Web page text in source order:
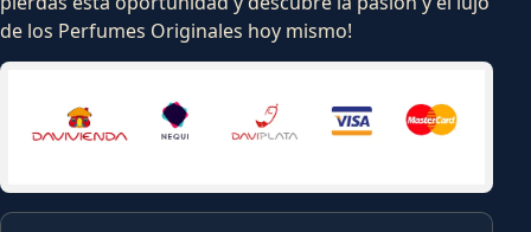
de los Perfumes Originales hoy mismo!